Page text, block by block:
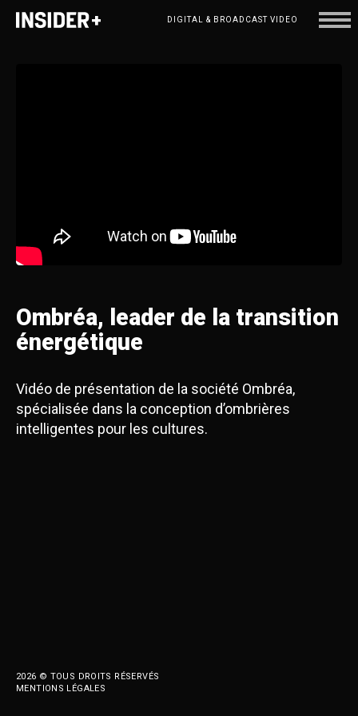
DIGITAL & BROADCAST VIDEO
Ombréa, leader de la transition
énergétique
Vidéo de présentation de la société Ombréa,
spécialisée dans la conception d’ombrières
intelligentes pour les cultures.
2026 © TOUS DROITS RÉSERVÉS
MENTIONS LÉGALES